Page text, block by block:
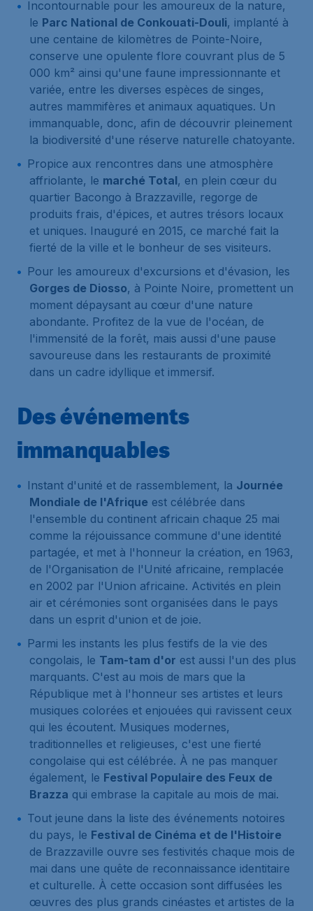
Incontournable pour les amoureux de la nature,
le Parc National de Conkouati-Douli, implanté à
une centaine de kilomètres de Pointe-Noire,
conserve une opulente flore couvrant plus de 5
000 km² ainsi qu'une faune impressionnante et
variée, entre les diverses espèces de singes,
autres mammifères et animaux aquatiques. Un
immanquable, donc, afin de découvrir pleinement
la biodiversité d'une réserve naturelle chatoyante.
Propice aux rencontres dans une atmosphère
affriolante, le marché Total, en plein cœur du
quartier Bacongo à Brazzaville, regorge de
produits frais, d'épices, et autres trésors locaux
et uniques. Inauguré en 2015, ce marché fait la
fierté de la ville et le bonheur de ses visiteurs.
Pour les amoureux d'excursions et d'évasion, les
Gorges de Diosso, à Pointe Noire, promettent un
moment dépaysant au cœur d'une nature
abondante. Profitez de la vue de l'océan, de
l'immensité de la forêt, mais aussi d'une pause
savoureuse dans les restaurants de proximité
dans un cadre idyllique et immersif.
Des événements
immanquables
Instant d'unité et de rassemblement, la Journée
Mondiale de l'Afrique est célébrée dans
l'ensemble du continent africain chaque 25 mai
comme la réjouissance commune d'une identité
partagée, et met à l'honneur la création, en 1963,
de l'Organisation de l'Unité africaine, remplacée
en 2002 par l'Union africaine. Activités en plein
air et cérémonies sont organisées dans le pays
dans un esprit d'union et de joie.
Parmi les instants les plus festifs de la vie des
congolais, le Tam-tam d'or est aussi l'un des plus
marquants. C'est au mois de mars que la
République met à l'honneur ses artistes et leurs
musiques colorées et enjouées qui ravissent ceux
qui les écoutent. Musiques modernes,
traditionnelles et religieuses, c'est une fierté
congolaise qui est célébrée. À ne pas manquer
également, le Festival Populaire des Feux de
Brazza qui embrase la capitale au mois de mai.
Tout jeune dans la liste des événements notoires
du pays, le Festival de Cinéma et de l'Histoire
de Brazzaville ouvre ses festivités chaque mois de
mai dans une quête de reconnaissance identitaire
et culturelle. À cette occasion sont diffusées les
œuvres des plus grands cinéastes et artistes de la